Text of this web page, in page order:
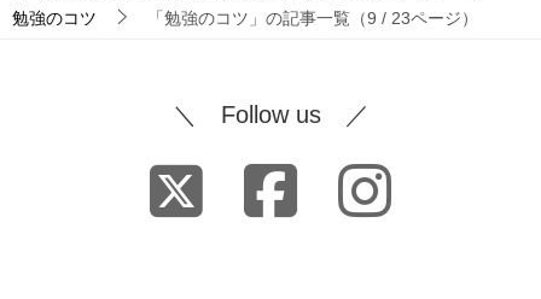
勉強のコツ
「勉強のコツ」の記事一覧（9 / 23ページ）
＼ Follow us ／